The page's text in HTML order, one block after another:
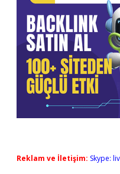
Reklam ve İletişim: Skype: